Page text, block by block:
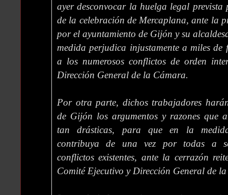
ayer desconvocar la huelga legal prevista
de la celebración de Mercaplana, ante la
por el ayuntamiento de Gijón y su
medida perjudica injustamente a miles de
a los numerosos conflictos de orden
Dirección General de la Cámara.
Por otra parte, dichos trabajadores
de Gijón los argumentos y razones que
tan drásticas, para que en la
contribuya de una vez por todas a
conflictos existentes, ante la cerrazón
Comité Ejecutivo y Dirección General de